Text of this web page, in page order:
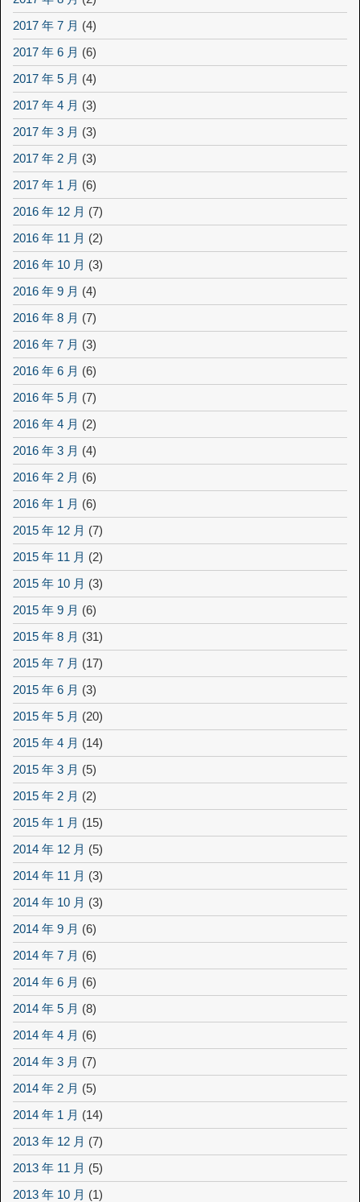
2017 年 7 月 (4)
2017 年 6 月 (6)
2017 年 5 月 (4)
2017 年 4 月 (3)
2017 年 3 月 (3)
2017 年 2 月 (3)
2017 年 1 月 (6)
2016 年 12 月 (7)
2016 年 11 月 (2)
2016 年 10 月 (3)
2016 年 9 月 (4)
2016 年 8 月 (7)
2016 年 7 月 (3)
2016 年 6 月 (6)
2016 年 5 月 (7)
2016 年 4 月 (2)
2016 年 3 月 (4)
2016 年 2 月 (6)
2016 年 1 月 (6)
2015 年 12 月 (7)
2015 年 11 月 (2)
2015 年 10 月 (3)
2015 年 9 月 (6)
2015 年 8 月 (31)
2015 年 7 月 (17)
2015 年 6 月 (3)
2015 年 5 月 (20)
2015 年 4 月 (14)
2015 年 3 月 (5)
2015 年 2 月 (2)
2015 年 1 月 (15)
2014 年 12 月 (5)
2014 年 11 月 (3)
2014 年 10 月 (3)
2014 年 9 月 (6)
2014 年 7 月 (6)
2014 年 6 月 (6)
2014 年 5 月 (8)
2014 年 4 月 (6)
2014 年 3 月 (7)
2014 年 2 月 (5)
2014 年 1 月 (14)
2013 年 12 月 (7)
2013 年 11 月 (5)
2013 年 10 月 (1)